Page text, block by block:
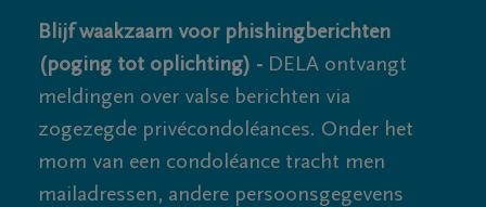
Blijf waakzaam voor phishingberichten
(poging tot oplichting) - DELA ontvangt
meldingen over valse berichten via
zogezegde privécondoléances. Onder het
mom van een condoléance tracht men
mailadressen, andere persoonsgegevens